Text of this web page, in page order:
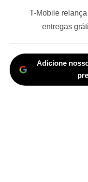
NextT-Mobile
entregas
Adicione